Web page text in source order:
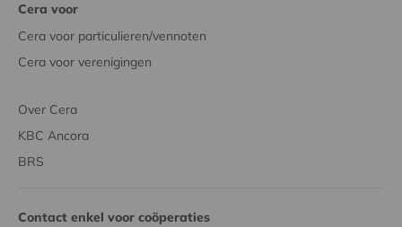
Cera voor
Cera voor particulieren/vennoten
Cera voor verenigingen
Over Cera
KBC Ancora
BRS
Contact enkel voor coöperaties